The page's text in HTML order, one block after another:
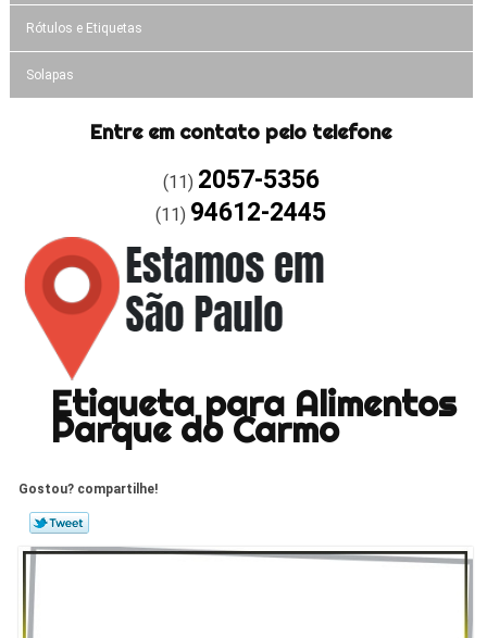
Rótulos e Etiquetas
Solapas
Entre em contato pelo telefone
(11) 2057-5356
(11) 94612-2445
Etiqueta para Alimentos
Parque do Carmo
Gostou? compartilhe!